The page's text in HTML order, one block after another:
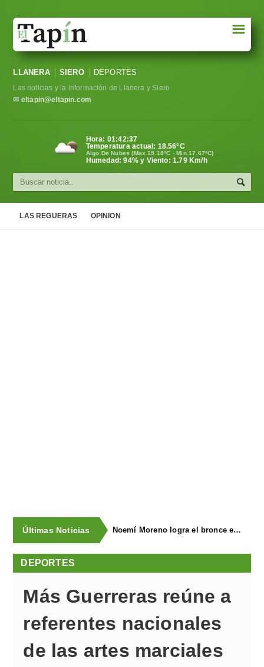
Sociedad
Política
Cultura
☰
LLANERA SIERO DEPORTES
Las noticias y la información de Llanera y Siero
✉ eltapin@eltapin.com
Hora: 01:42:38
Temperatura actual: 18.56°C
Algo De Nubes (Max.19.18ºC - Min.17.67ºC)
Humedad: 94% y Viento: 1.79 Km/h
LAS REGUERAS OPINION
Últimas Noticias Juan Carlos González revalida el triunfo en el XXII Tramo de Tierra Cierru Los Pinos de Posada de Llanera
DEPORTES
Más Guerreras reúne a
referentes nacionales
de las artes marciales